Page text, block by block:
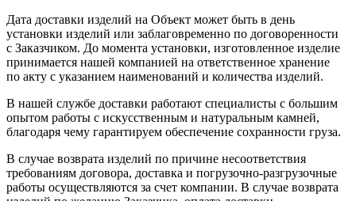
Дата доставки изделий на Объект может быть в день
установки изделий или заблаговременно по договоренности
с Заказчиком. До момента установки, изготовленное изделие
принимается нашей компанией на ответственное хранение
по акту с указанием наименований и количества изделий.
В нашей службе доставки работают специалисты с большим
опытом работы с искусственным и натуральным камней,
благодаря чему гарантируем обеспечение сохранности груза.
В случае возврата изделий по причине несоответствия
требованиям договора, доставка и погрузочно-разгрузочные
работы осуществляются за счет компании. В случае возврата